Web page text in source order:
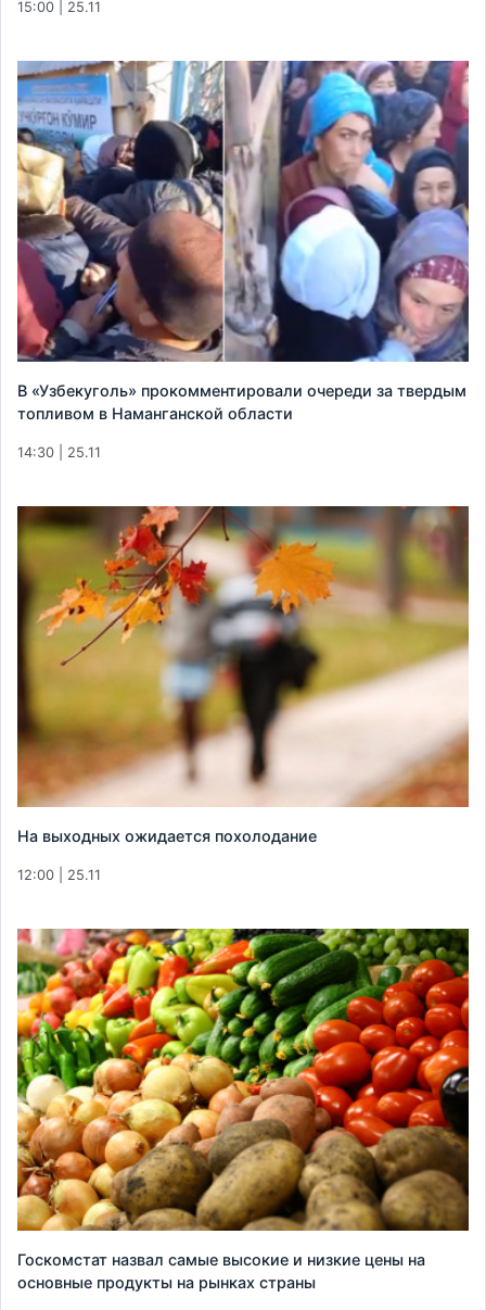
15:00 | 25.11
В «Узбекуголь» прокомментировали очереди за твердым
топливом в Наманганской области
14:30 | 25.11
На выходных ожидается похолодание
12:00 | 25.11
Госкомстат назвал самые высокие и низкие цены на
основные продукты на рынках страны